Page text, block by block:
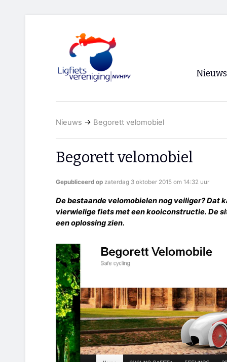
Nieuws
Nieuws → Begorett velomobiel
Begorett velomobiel
Gepubliceerd op zaterdag 3 oktober 2015 om 14:32 uur
De bestaande velomobielen nog veiliger? Dat
vierwielige fiets met een kooiconstructie. De
een oplossing zien.